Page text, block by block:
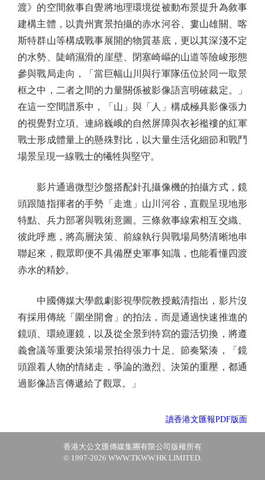
渡》的空間敘事自覺將地理環境從被動布景提升為敘事
建構主體，以貴州實景拍攝的赤水河谷、婁山雄關、喀
斯特群山等構成戰事展開的物質基底，更以其深淺不定
的水勢、陡峭濕滑的崖壁、閉塞崎嶇的山道等險峻形態
參與戰局走向，「當巨幅山川與行軍隊伍位於同一取景
框之中，二者之間的力量關係被影像語言明確裁定。」
在這一空間譜系中，「山」與「人」構成極具影像張力
的視覺對立項。連綿巍峨的自然屏障與衣衫襤褸的紅軍
戰士形成體量上的懸殊對比，以大量生活化細節和戰鬥
場景呈現一線戰士的犧牲與堅守。
影片通過微型沙盤搭配針孔攝像機的拍攝方式，鏡
頭跟隨指揮者的手勢「走進」山川河谷，直觀呈現地形
特點、兵力部署與戰術意圖。三條敘事線索相互交織、
彼此呼應，將高層決策、前線執行與戰場局勢清晰地串
聯起來，觀眾即便不具備歷史軍事知識，也能看懂四渡
赤水的精妙。
中國傳媒大學戲劇影視學院教授戴清指出，影片沒
有採用傳統「圍坐開會」的拍法，而是通過快速推進的
鏡頭、環繞運鏡，以及從全景到特寫的靈活切換，將遵
義會議等重要決策場景拍得張力十足、節奏緊湊，「鏡
頭跟着人物的情緒走，爭論的激烈、決策的重壓，都通
過影像語言傳遞給了觀眾。」
讀香港文匯報PDF版面
香港大公文匯傳媒集團有限公司版權所有
© 1997-2026 WWW.TKWW.HK LIMITED.